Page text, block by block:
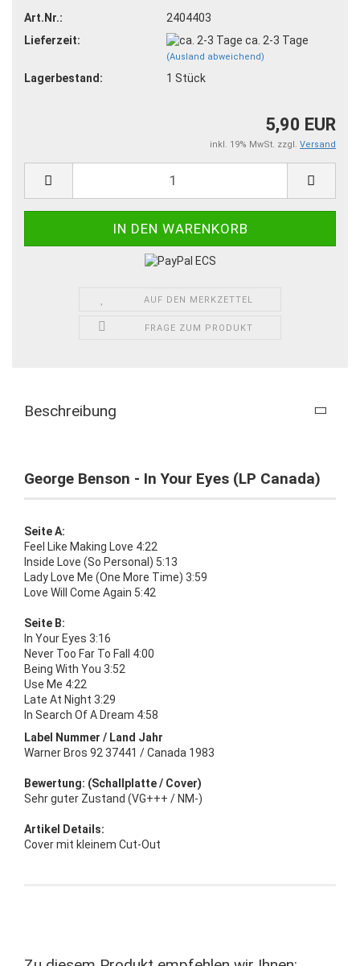
Art.Nr.:
2404403
Lieferzeit:
ca. 2-3 Tage
(Ausland abweichend)
Lagerbestand: 1 Stück
5,90 EUR
inkl. 19% MwSt. zzgl. Versand
AUF DEN MERKZETTEL
FRAGE ZUM PRODUKT
Beschreibung
George Benson - In Your Eyes (LP Canada)
Seite A:
Feel Like Making Love 4:22
Inside Love (So Personal) 5:13
Lady Love Me (One More Time) 3:59
Love Will Come Again 5:42
Seite B:
In Your Eyes 3:16
Never Too Far To Fall 4:00
Being With You 3:52
Use Me 4:22
Late At Night 3:29
In Search Of A Dream 4:58
Label Nummer / Land Jahr
Warner Bros 92 37441 / Canada 1983
Bewertung: (Schallplatte / Cover)
Sehr guter Zustand (VG+++ / NM-)
Artikel Details:
Cover mit kleinem Cut-Out